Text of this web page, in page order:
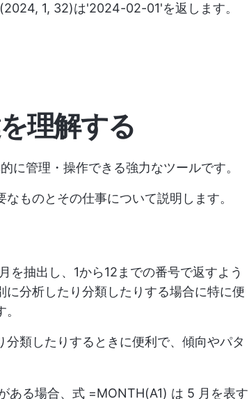
1, 32)は'2024-02-01'を返します。
を理解する
に管理・操作できる強力なツールです。
ものとその仕事について説明します。
抽出し、1から12までの番号で返すよう
分析したり分類したりする場合に特に便
類したりするときに便利で、傾向やパタ
ある場合、式 =MONTH(A1) は 5 月を表す